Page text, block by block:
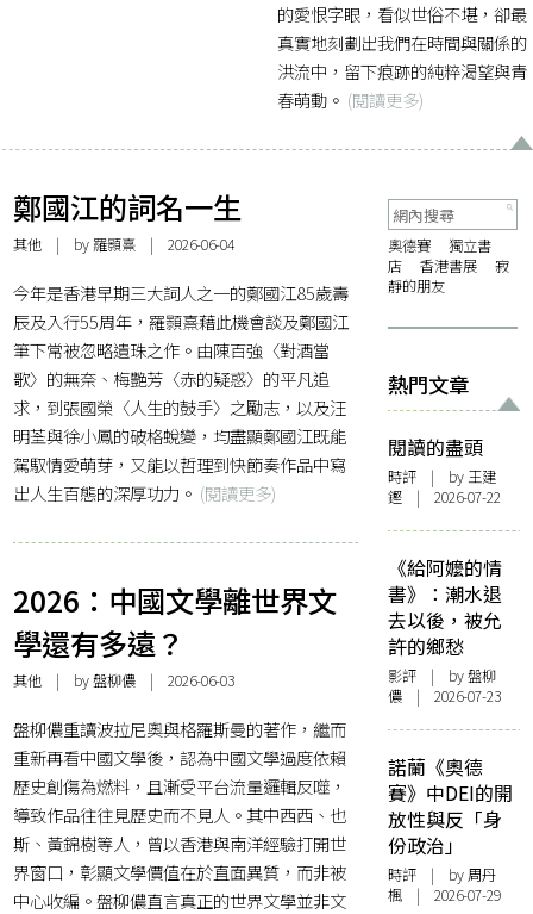
的愛恨字眼，看似世俗不堪，卻最
真實地刻劃出我們在時間與關係的
洪流中，留下痕跡的純粹渴望與青
春萌動。 (閱讀更多)
鄭國江的詞名一生
其他 | by 羅顥熹 | 2026-06-04
今年是香港早期三大詞人之一的鄭國江85歲壽
辰及入行55周年，羅顥熹藉此機會談及鄭國江
筆下常被忽略遺珠之作。由陳百強〈對酒當
歌〉的無奈、梅艷芳〈赤的疑惑〉的平凡追
求，到張國榮〈人生的鼓手〉之勵志，以及汪
明荃與徐小鳳的破格蛻變，均盡顯鄭國江既能
駕馭情愛萌芽，又能以哲理到快節奏作品中寫
出人生百態的深厚功力。 (閱讀更多)
2026：中國文學離世界文
學還有多遠？
其他 | by 盤柳儂 | 2026-06-03
盤柳儂重讀波拉尼奧與格羅斯曼的著作，繼而
重新再看中國文學後，認為中國文學過度依賴
歷史創傷為燃料，且漸受平台流量邏輯反噬，
導致作品往往見歷史而不見人。其中西西、也
斯、黃錦樹等人，曾以香港與南洋經驗打開世
界窗口，彰顯文學價值在於直面異質，而非被
中心收編。盤柳儂直言真正的世界文學並非文
奧德賽
獨立書
店
香港書展
寂
靜的朋友
熱門文章
閱讀的盡頭
時評 | by 王建
鏗 | 2026-07-22
《給阿嬤的情
書》：潮水退
去以後，被允
許的鄉愁
影評 | by 盤柳
儂 | 2026-07-23
諾蘭《奧德
賽》中DEI的開
放性與反「身
份政治」
時評 | by周丹
楓 | 2026-07-29